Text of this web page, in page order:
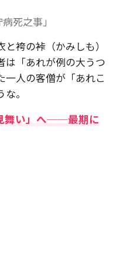
死之事」
袴の裃（かみしも）
は「あれが例の大うつ
一人の客僧が「あれこ
。
舞い」へ──最期に